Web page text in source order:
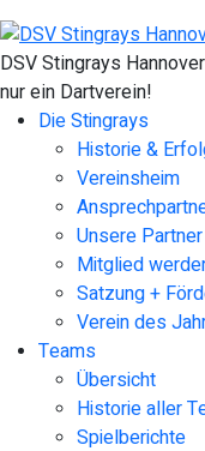
DSV Stingrays
nur ein Dartverein!
Die Stingrays
Historie &
Vereinsheim
Unsere Partner
Mitglied
Satzung +
Verein des
Teams
Übersicht
Historie aller
Spielberichte